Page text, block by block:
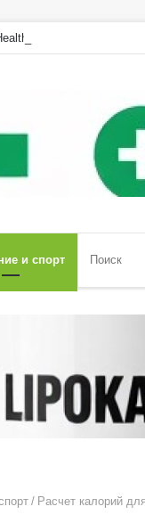
и спорт
/ Расчет калорий